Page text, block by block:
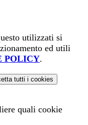
utilizzati si
ed utili
POLICY.
tutti i cookies
quali cookie